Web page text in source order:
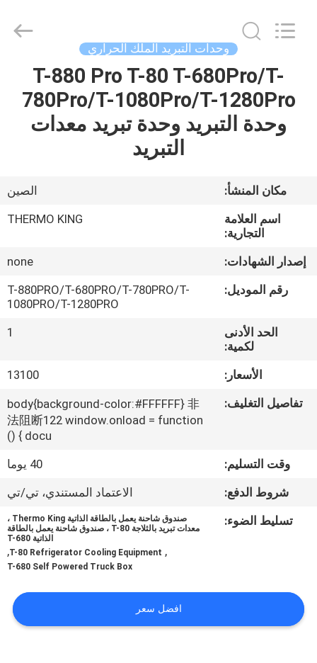
المنزل
المنتجات
جولة
المصنع
مراقبة
الجودة
بنا
القضايا
SITEMAP
الخصوصية
INDUSTRY
وحدات التبريد الملك الحراري
T-880 Pro T-80 T-680Pro/T-
780Pro/T-1080Pro/T-1280Pro
وحدة التبريد وحدة تبريد معدات
التبريد
مكان المنشأ:
الصين
اسم العلامة
التجارية:
THERMO KING
إصدار الشهادات:
none
رقم الموديل:
T-880PRO/T-680PRO/T-780PRO/T-
1080PRO/T-1280PRO
الحد الأدنى
لكمية:
1
الأسعار:
13100
تفاصيل التغليف:
body{background-color:#FFFFFF} 非
法阻断122 window.onload = function
() { docu
وقت التسليم:
40 يوما
شروط الدفع:
الاعتماد المستندي، تي/تي
تسليط الضوء:
صندوق شاحنة يعمل بالطاقة الذاتية Thermo King ،
معدات تبريد بالثلاجة T-80 ، صندوق شاحنة يعمل بالطاقة
الذاتية T-680
,
T-80 Refrigerator Cooling Equipment
,
T-680 Self Powered Truck Box
افضل سعر